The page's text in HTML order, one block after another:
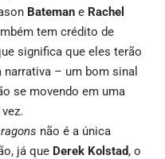
Bateman e Rachel
tem crédito de
significa que eles terão
– um bom sinal
se movendo em uma
não é a única
já que Derek Kolstad, o